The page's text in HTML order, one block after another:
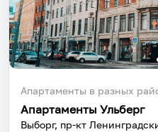
Апартаменты в разных
Апартаменты Ульберг
Выборг, пр-кт